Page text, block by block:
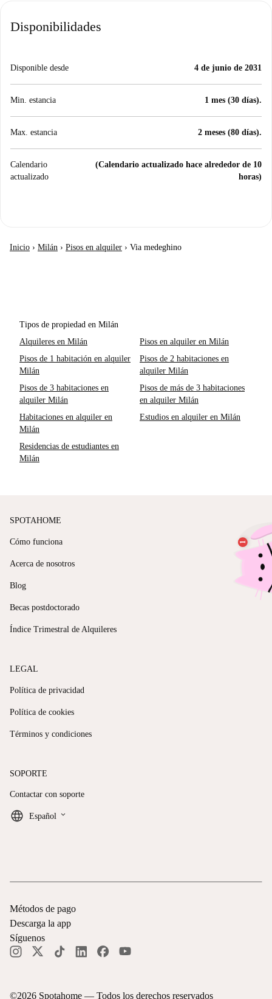
Disponibilidades
Disponible desde 4 de junio de 2031
Min. estancia 1 mes (30 días).
Max. estancia 2 meses (80 días).
Calendario
actualizado
(Calendario actualizado hace alrededor de 10
horas)
Inicio › Milán › Pisos en alquiler › Via medeghino
Tipos de propiedad en Milán
Alquileres en Milán
Pisos en alquiler en Milán
Pisos de 1 habitación en alquiler
Milán
Pisos de 2 habitaciones en
alquiler Milán
Pisos de 3 habitaciones en
alquiler Milán
Pisos de más de 3 habitaciones
en alquiler Milán
Habitaciones en alquiler en
Milán
Estudios en alquiler en Milán
Residencias de estudiantes en
Milán
SPOTAHOME
Cómo funciona
Acerca de nosotros
Blog
Becas postdoctorado
Índice Trimestral de Alquileres
LEGAL
Política de privacidad
Política de cookies
Términos y condiciones
SOPORTE
Contactar con soporte
Español keyboard_arrow_down
©2026 Spotahome — Todos los derechos reservados
Métodos de pago
Descarga la app
Síguenos